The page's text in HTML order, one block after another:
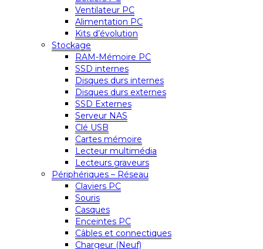
Ventilateur PC
Alimentation PC
Kits d’évolution
Stockage
RAM-Mémoire PC
SSD internes
Disques durs internes
Disques durs externes
SSD Externes
Serveur NAS
Clé USB
Cartes mémoire
Lecteur multimédia
Lecteurs graveurs
Périphériques – Réseau
Claviers PC
Souris
Casques
Enceintes PC
Câbles et connectiques
Chargeur (Neuf)